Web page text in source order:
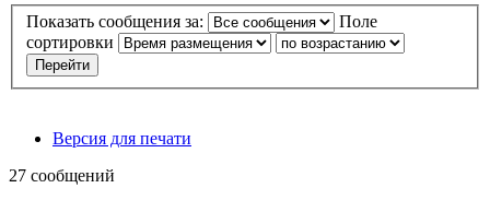
Показать сообщения за:
Поле
сортировки
Версия для печати
27 сообщений